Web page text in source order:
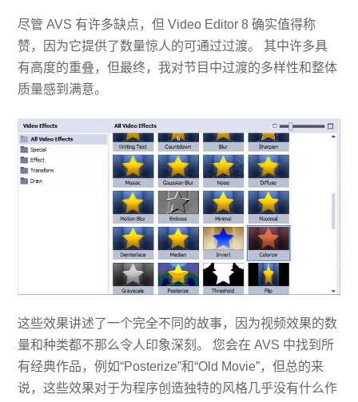
尽管 AVS 有许多缺点，但 Video Editor 8 确实值得称
赞，因为它提供了数量惊人的可通过过渡。 其中许多具
有高度的重叠，但最终，我对节目中过渡的多样性和整体
质量感到满意。
这些效果讲述了一个完全不同的故事，因为视频效果的数
量和种类都不那么令人印象深刻。 您会在 AVS 中找到所
有经典作品，例如“Posterize”和“Old Movie”，但总的来
说，这些效果对于为程序创造独特的风格几乎没有什么作